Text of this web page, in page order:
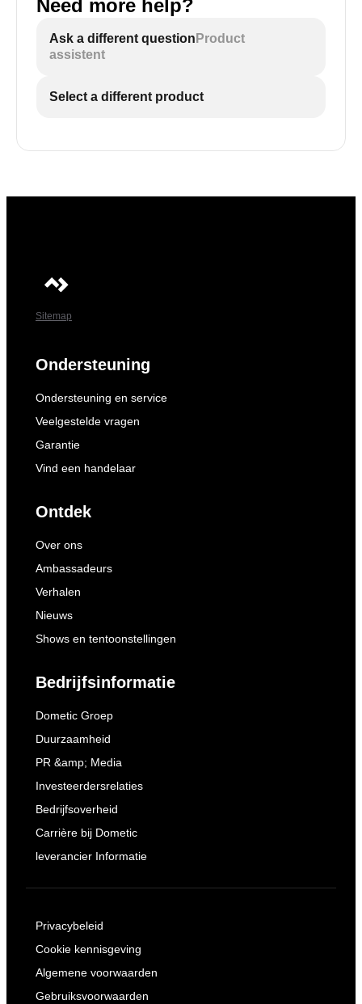
Need more help?
Ask a different question Product
assistent
Select a different product
Sitemap
Ondersteuning
Ondersteuning en service
Veelgestelde vragen
Garantie
Vind een handelaar
Ontdek
Over ons
Ambassadeurs
Verhalen
Nieuws
Shows en tentoonstellingen
Bedrijfsinformatie
Dometic Groep
Duurzaamheid
PR &amp; Media
Investeerdersrelaties
Bedrijfsoverheid
Carrière bij Dometic
leverancier Informatie
Privacybeleid
Cookie kennisgeving
Algemene voorwaarden
Gebruiksvoorwaarden